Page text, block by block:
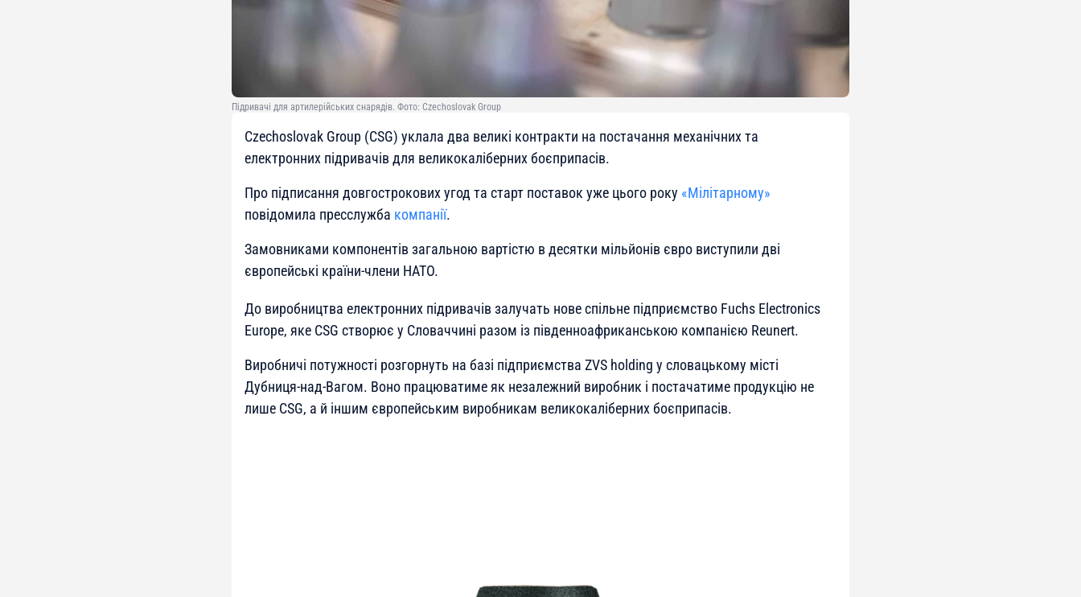
Підривачі для артилерійських снарядів. Фото: Czechoslovak Group
Czechoslovak Group (CSG) уклала два великі контракти на постачання механічних та
електронних підривачів для великокаліберних боєприпасів.
Про підписання довгострокових угод та старт поставок уже цього року «Мілітарному»
повідомила пресслужба компанії.
Замовниками компонентів загальною вартістю в десятки мільйонів євро виступили дві
європейські країни-члени НАТО.
До виробництва електронних підривачів залучать нове спільне підприємство Fuchs Electronics
Europe, яке CSG створює у Словаччині разом із південноафриканською компанією Reunert.
Виробничі потужності розгорнуть на базі підприємства ZVS holding у словацькому місті
Дубниця-над-Вагом. Воно працюватиме як незалежний виробник і постачатиме продукцію не
лише CSG, а й іншим європейським виробникам великокаліберних боєприпасів.